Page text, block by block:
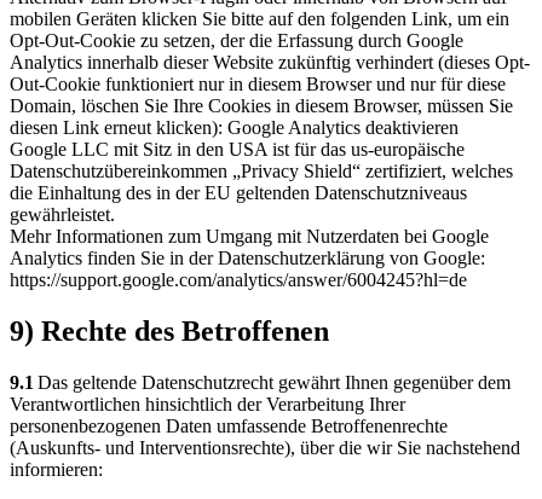
mobilen Geräten klicken Sie bitte auf den folgenden Link, um ein
Opt-Out-Cookie zu setzen, der die Erfassung durch Google
Analytics innerhalb dieser Website zukünftig verhindert (dieses Opt-
Out-Cookie funktioniert nur in diesem Browser und nur für diese
Domain, löschen Sie Ihre Cookies in diesem Browser, müssen Sie
diesen Link erneut klicken): Google Analytics deaktivieren
Google LLC mit Sitz in den USA ist für das us-europäische
Datenschutzübereinkommen „Privacy Shield“ zertifiziert, welches
die Einhaltung des in der EU geltenden Datenschutzniveaus
gewährleistet.
Mehr Informationen zum Umgang mit Nutzerdaten bei Google
Analytics finden Sie in der Datenschutzerklärung von Google:
https://support.google.com/analytics/answer/6004245?hl=de
9) Rechte des Betroffenen
9.1 Das geltende Datenschutzrecht gewährt Ihnen gegenüber dem
Verantwortlichen hinsichtlich der Verarbeitung Ihrer
personenbezogenen Daten umfassende Betroffenenrechte
(Auskunfts- und Interventionsrechte), über die wir Sie nachstehend
informieren: